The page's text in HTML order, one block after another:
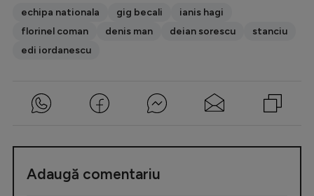
echipa nationala gig becali
ianis hagi
florinel coman
denis man deian sorescu
stanciu
edi iordanescu
Adaugă comentariu